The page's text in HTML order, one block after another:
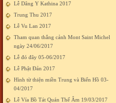
Lễ Dâng Y Kathina 2017
Trung Thu 2017
Lễ Vu Lan 2017
Tham quan thắng cảnh Mont Saint Michel
ngày 24/06/2017
Lễ đó đây 05-06/2017
Lễ Phật Đản 2017
Hình từ thiện miền Trung và Biển Hồ 03-
04/2017
Lễ Vía Bồ Tát Quán Thế Âm 19/03/2017